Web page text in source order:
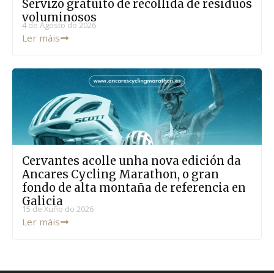
Servizo gratuíto de recollida de residuos
voluminosos
4 de Agosto do 2026
Ler máis
Cervantes acolle unha nova edición da
Ancares Cycling Marathon, o gran
fondo de alta montaña de referencia en
Galicia
15 de Xuño do 2026
Ler máis